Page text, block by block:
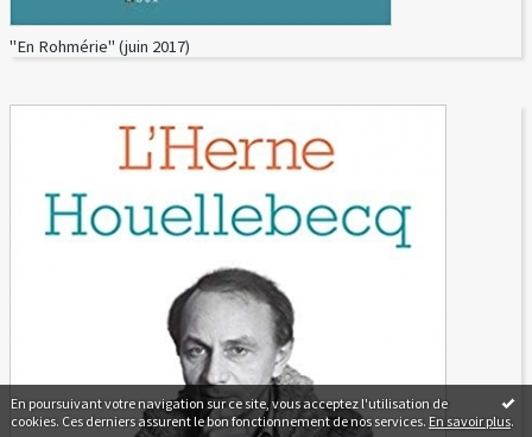
En poursuivant votre navigation sur ce site, vous acceptez l'utilisation de
cookies. Ces derniers assurent le bon fonctionnement de nos services. En savoir plus.
"En Rohmérie" (juin 2017)